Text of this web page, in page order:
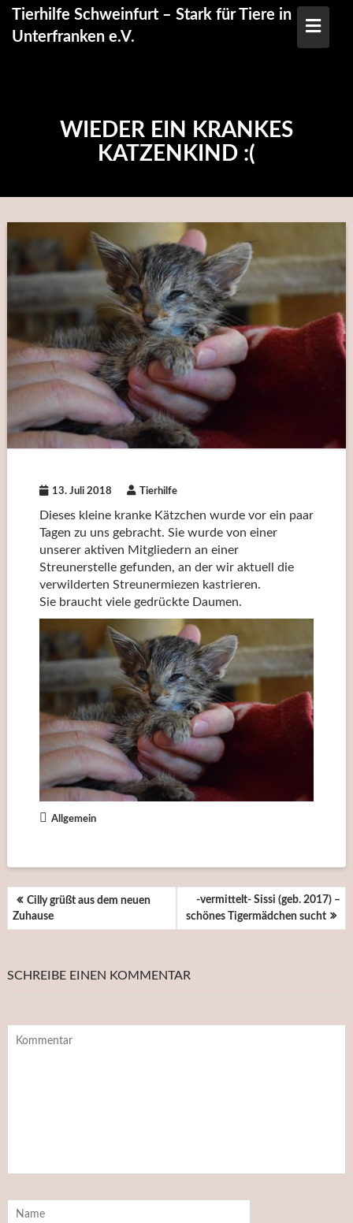
Skip
content
Tierhilfe Schweinfurt – Stark für Tiere in
Unterfranken e.V.
WIEDER EIN KRANKES
KATZENKIND :(
13. Juli 2018 Tierhilfe
Dieses kleine kranke Kätzchen wurde vor ein paar
Tagen zu uns gebracht. Sie wurde von einer
unserer aktiven Mitgliedern an einer
Streunerstelle gefunden, an der wir aktuell die
verwilderten Streunermiezen kastrieren.
Sie braucht viele gedrückte Daumen.
Allgemein
BEITRAGSNAVIGATION
Cilly grüßt aus dem neuen
Zuhause
-vermittelt- Sissi (geb. 2017) –
schönes Tigermädchen sucht
SCHREIBE EINEN KOMMENTAR